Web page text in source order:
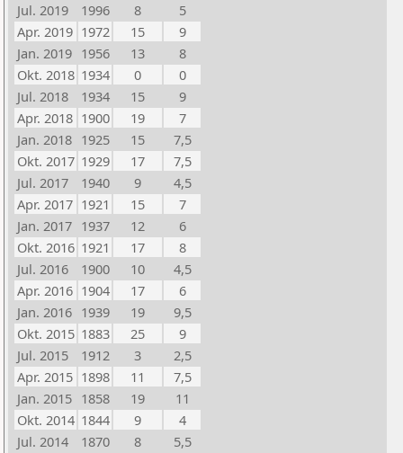
Jul. 2019
1996 8
5
Apr. 2019 1972 15
9
Jan. 2019 1956 13
8
Okt. 2018 1934 0
0
Jul. 2018
1934 15
9
Apr. 2018 1900 19
7
Jan. 2018 1925 15
7,5
Okt. 2017 1929 17
7,5
Jul. 2017
1940 9
4,5
Apr. 2017 1921 15
7
Jan. 2017 1937 12
6
Okt. 2016 1921 17
8
Jul. 2016
1900 10
4,5
Apr. 2016 1904 17
6
Jan. 2016 1939 19
9,5
Okt. 2015 1883 25
9
Jul. 2015
1912 3
2,5
Apr. 2015 1898 11
7,5
Jan. 2015 1858 19
11
Okt. 2014 1844 9
4
Jul. 2014
1870 8
5,5